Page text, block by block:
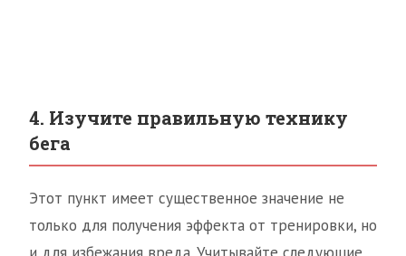
4. Изучите правильную технику
бега
Этот пункт имеет существенное значение не
только для получения эффекта от тренировки, но